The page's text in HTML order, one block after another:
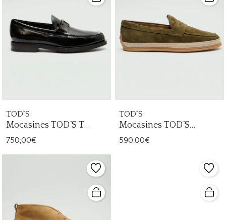
TOD´S
Mocasines TOD´S T
Timeless Hombre
750,00€
TOD´S
Mocasines TOD´S
Gomma Rafia TV
Hombre
590,00€